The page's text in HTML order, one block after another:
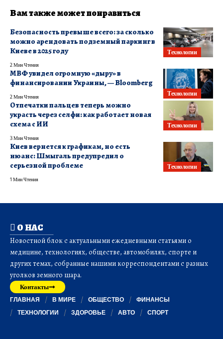
Вам также может понравиться
Технологии
Безопасность превыше всего: за сколько
можно арендовать подземный паркинг в
Киеве в 2025 году
2 Мин Чтения
Технологии
МВФ увидел огромную «дыру» в
финансировании Украины, — Bloomberg
2 Мин Чтения
Технологии
Отпечатки пальцев теперь можно
украсть через селфи: как работает новая
схема с ИИ
3 Мин Чтения
Технологии
Киев вернется к графикам, но есть
нюанс: Шмыгаль предупредил о
серьезной проблеме
1 Мин Чтения
О НАС
Новостной блок с актуальными ежедневными статьями о
медицине, технологиях, обществе, автомобилях, спорте и
других темах, собранные нашими корреспондентами с разных
уголков земного шара.
Контакты
ГЛАВНАЯ В МИРЕ ОБЩЕСТВО
ФИНАНСЫ
ТЕХНОЛОГИИ
ЗДОРОВЬЕ АВТО СПОРТ